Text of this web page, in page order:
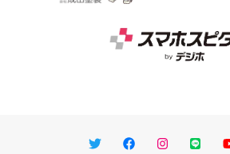
TwitterFacebookInstagram
LINE